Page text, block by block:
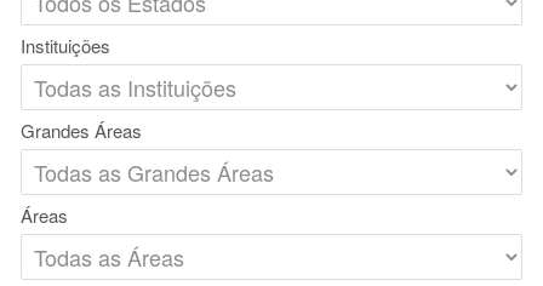
Instituições
Grandes Áreas
Áreas